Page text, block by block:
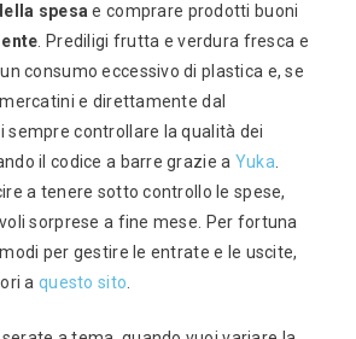
spesa e comprare prodotti buoni
. Prediligi frutta e verdura fresca e
consumo eccessivo di plastica e, se
e direttamente dal
sempre controllare la qualità dei
il codice a barre grazie a Yuka
a tenere sotto controllo le spese,
sorprese a fine mese. Per fortuna
per gestire le entrate e le uscite,
a questo sito